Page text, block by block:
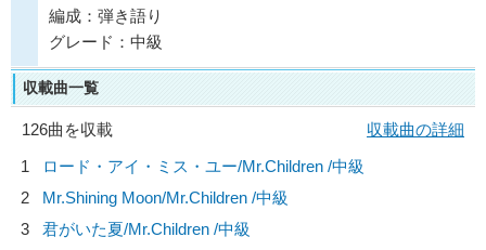
編成：弾き語り
グレード：中級
収載曲一覧
126曲を収載
収載曲の詳細
1
ロード・アイ・ミス・ユー/Mr.Children /中級
2
Mr.Shining Moon/Mr.Children /中級
3
君がいた夏/Mr.Children /中級